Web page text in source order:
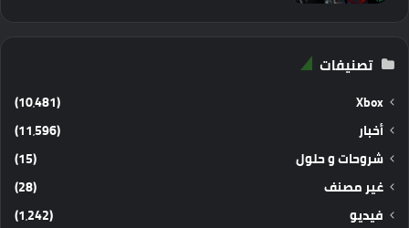
تصنيفات
Xbox
(10٬481)
أخبار
(11٬596)
شروحات و حلول
(15)
غير مصنف
(28)
فيديو
(1٬242)